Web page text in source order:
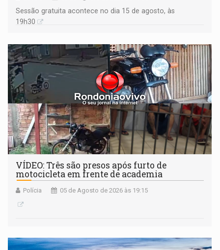
Sessão gratuita acontece no dia 15 de agosto, às
19h30
VÍDEO: Três são presos após furto de
motocicleta em frente de academia
Polícia 05 de Agosto de 2026 às 19:15